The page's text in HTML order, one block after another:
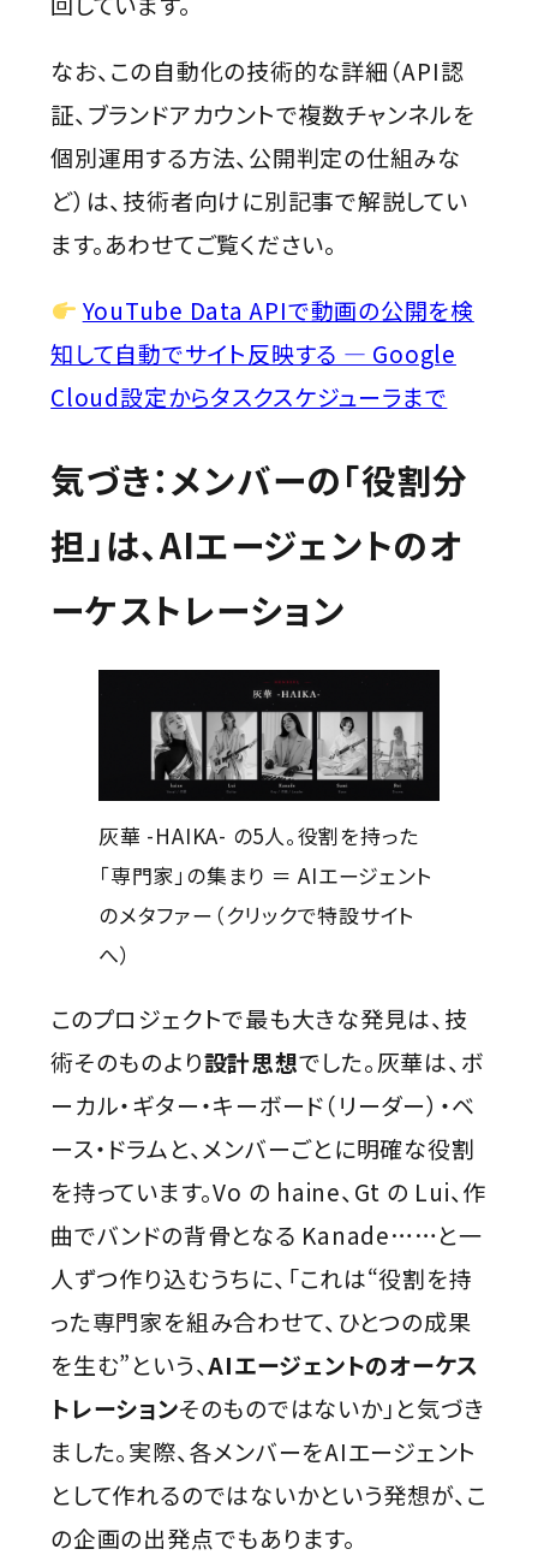
なお、この自動化の技術的な詳細（API認
証、ブランドアカウントで複数チャンネルを
個別運用する方法、公開判定の仕組みな
ど）は、技術者向けに別記事で解説してい
ます。あわせてご覧ください。
YouTube Data APIで動画の公開を検
知して自動でサイト反映する ― Google
Cloud設定からタスクスケジューラまで
気づき：メンバーの「役割分
担」は、AIエージェントのオ
ーケストレーション
灰華 -HAIKA- の5人。役割を持った
「専門家」の集まり ＝ AIエージェント
のメタファー（クリックで特設サイト
へ）
このプロジェクトで最も大きな発見は、技
術そのものより設計思想でした。灰華は、ボ
ーカル・ギター・キーボード（リーダー）・ベ
ース・ドラムと、メンバーごとに明確な役割
を持っています。Vo の haine、Gt の Lui、作
曲でバンドの背骨となる Kanade……と一
人ずつ作り込むうちに、「これは“役割を持
った専門家を組み合わせて、ひとつの成果
を生む”という、AIエージェントのオーケス
トレーションそのものではないか」と気づき
ました。実際、各メンバーをAIエージェント
として作れるのではないか――という発想が、こ
の企画の出発点でもあります。